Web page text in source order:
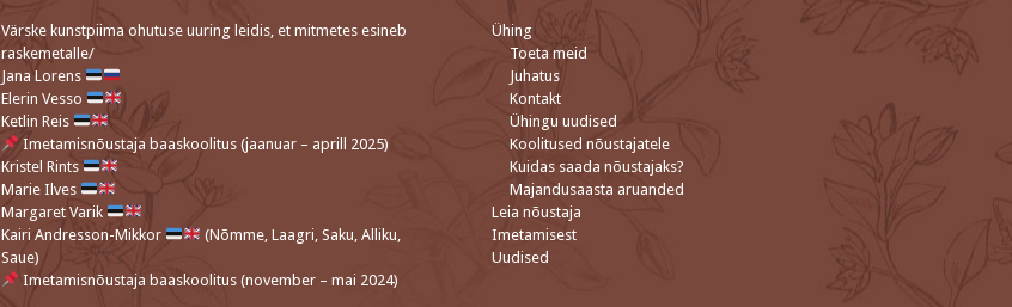
Värske kunstpiima ohutuse uuring leidis, et mitmetes esineb
raskemetalle/
Jana Lorens
Elerin Vesso
Ketlin Reis
Imetamisnõustaja baaskoolitus (jaanuar – aprill 2025)
Kristel Rints
Marie Ilves
Margaret Varik
Kairi Andresson-Mikkor
(Nõmme, Laagri, Saku, Alliku,
Saue)
Imetamisnõustaja baaskoolitus (november – mai 2024)
Ühing
Toeta meid
Juhatus
Kontakt
Ühingu uudised
Koolitused nõustajatele
Kuidas saada nõustajaks?
Majandusaasta aruanded
Leia nõustaja
Imetamisest
Uudised